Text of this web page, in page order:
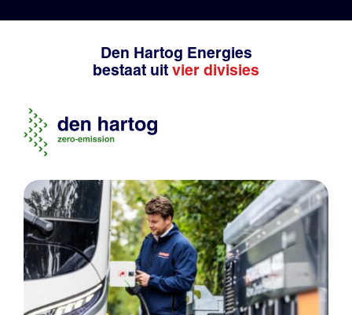
Den Hartog Energies
bestaat uit vier divisies